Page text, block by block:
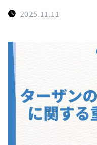
2025.11.11